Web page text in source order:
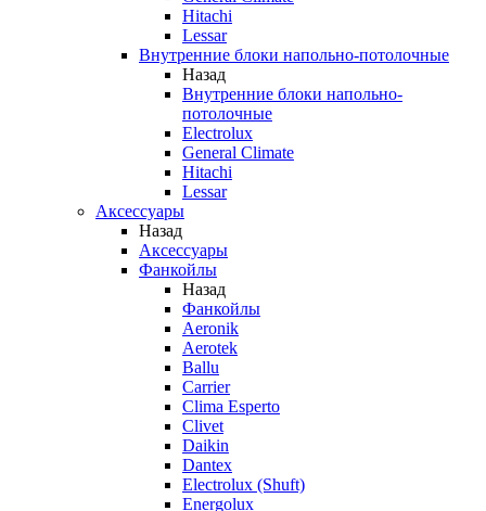
Hitachi
Lessar
Внутренние блоки напольно-потолочные
Назад
Внутренние блоки напольно-
потолочные
Electrolux
General Climate
Hitachi
Lessar
Аксессуары
Назад
Аксессуары
Фанкойлы
Назад
Фанкойлы
Aeronik
Aerotek
Ballu
Carrier
Clima Esperto
Clivet
Daikin
Dantex
Electrolux (Shuft)
Energolux